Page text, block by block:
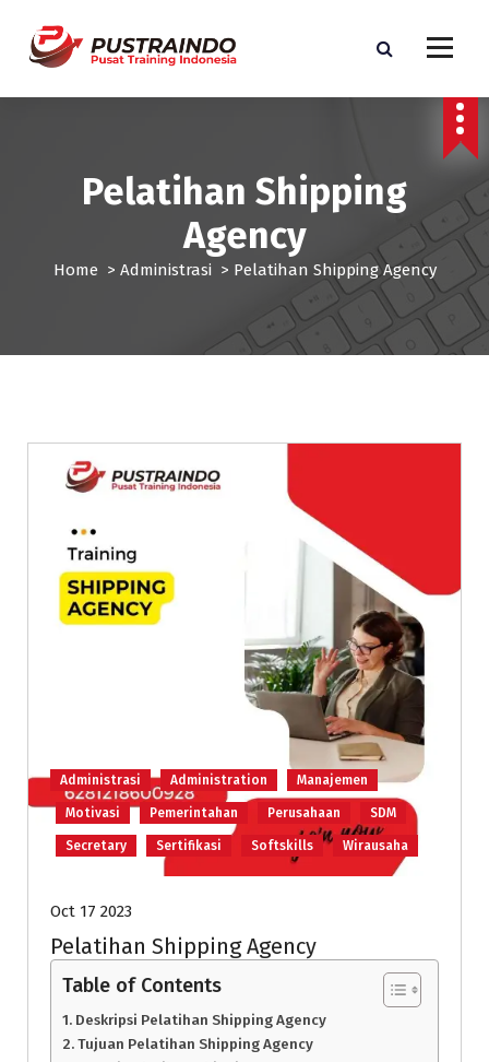
Pelatihan Shipping
Agency
Home > Administrasi> Pelatihan Shipping Agency
Administrasi Administration Manajemen
Motivasi Pemerintahan Perusahaan SDM
Secretary Sertifikasi Softskills Wirausaha
Oct 17 2023
Pelatihan Shipping Agency
Table of Contents
Deskripsi Pelatihan Shipping Agency
Tujuan Pelatihan Shipping Agency